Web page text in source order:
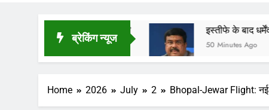
ब्रेकिंग न्यूज
पर घेराव की चेतावनी इस्तीफे के बाद धर्मेंद्र प्रधान
50 Minutes Ago
Home 2026 July 2 Bhopal-Jewar Flight: नई